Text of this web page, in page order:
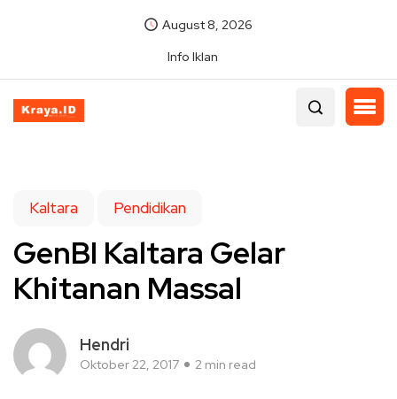
August 8, 2026
Info Iklan
Kaltara Pendidikan
GenBI Kaltara Gelar
Khitanan Massal
Hendri
Oktober 22, 2017 2 min read